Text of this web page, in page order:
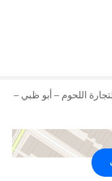
اللحوم – أبو ظبي –